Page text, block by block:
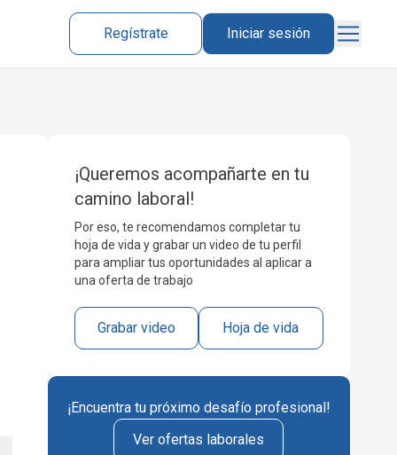
Regístrate Iniciar sesión
¡Queremos acompañarte en tu
camino laboral!
Por eso, te recomendamos completar tu
hoja de vida y grabar un video de tu perfil
para ampliar tus oportunidades al aplicar a
una oferta de trabajo
Grabar video Hoja de vida
¡Encuentra tu próximo desafío profesional!
Ver ofertas laborales